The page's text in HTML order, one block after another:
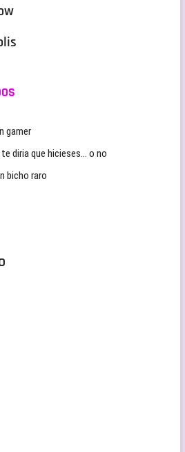
gamer
diria que hicieses… o no
bicho raro